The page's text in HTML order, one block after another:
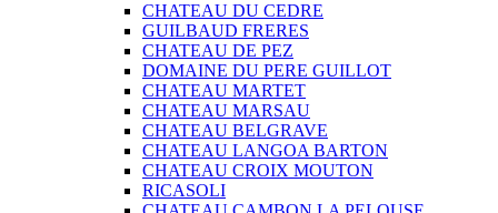
CHATEAU DU CEDRE
GUILBAUD FRERES
CHATEAU DE PEZ
DOMAINE DU PERE GUILLOT
CHATEAU MARTET
CHATEAU MARSAU
CHATEAU BELGRAVE
CHATEAU LANGOA BARTON
CHATEAU CROIX MOUTON
RICASOLI